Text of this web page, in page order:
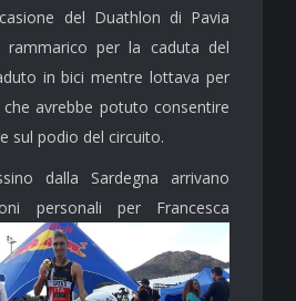
del Duathlon di Pavia
per la caduta del
in bici mentre lottava per
avrebbe potuto consentire
sul podio del circuito.
dalla Sardegna arrivano
personali perFrancesca